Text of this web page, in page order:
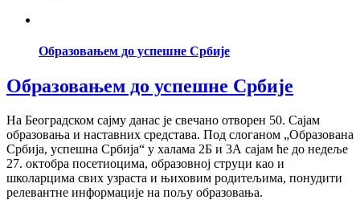
Образовањем до успешне Србије
Образовањем до успешне Србије
На Београдском сајму данас је свечано отворен 50. Сајам
образовања и наставних средстава. Под слоганом „Образована
Србија, успешна Србија“ у халама 2Б и 3А сајам ће до недеље
27. октобра посетиоцима, образовној струци као и
школарцима свих узраста и њиховим родитељима, понудити
релевантне информације на пољу образовања.